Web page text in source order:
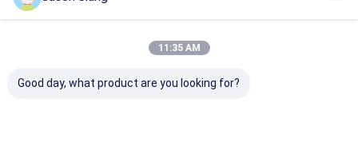
11:35 AM
Good day, what product are you looking for?